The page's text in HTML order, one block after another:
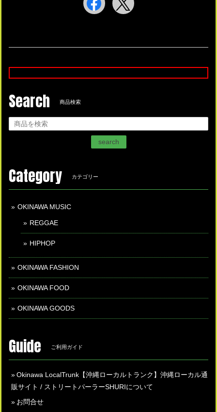
Search 商品検索
search
Category カテゴリー
OKINAWA MUSIC
REGGAE
HIPHOP
OKINAWA FASHION
OKINAWA FOOD
OKINAWA GOODS
Guide ご利用ガイド
Okinawa LocalTrunk【沖縄ローカルトランク】沖縄ローカル通
販サイト / ストリートパーラーSHURIについて
お問合せ